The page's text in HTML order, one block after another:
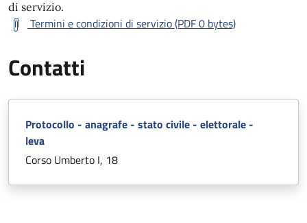
di servizio.
Termini e condizioni di servizio (PDF 0 bytes)
Contatti
Protocollo - anagrafe - stato civile - elettorale -
leva
Corso Umberto I, 18